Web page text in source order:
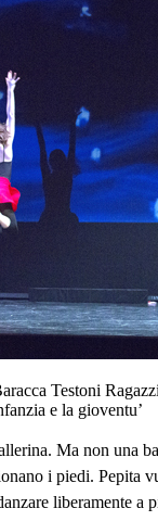
Testoni
e la gioventu’
Ma non una
i piedi. Pepita
liberamente a